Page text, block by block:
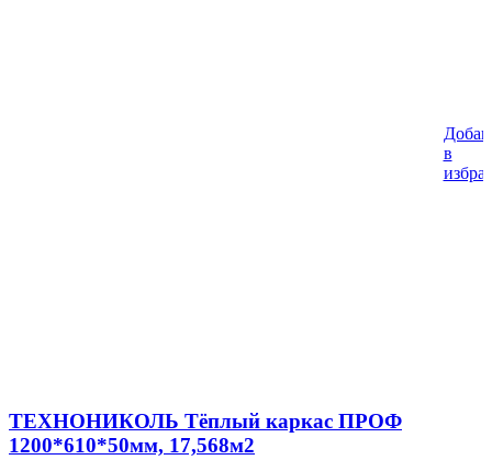
в
ТЕХНОНИКОЛЬ Тёплый каркас ПРОФ
1200*610*50мм, 17,568м2